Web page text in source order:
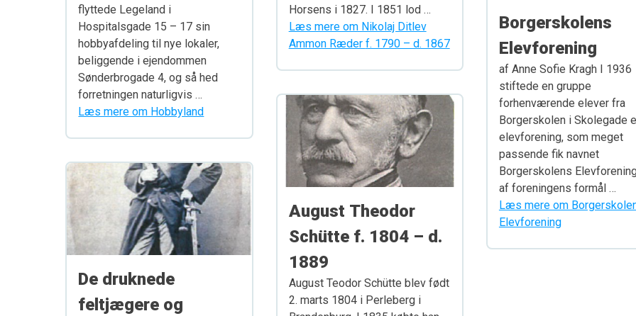
flyttede Legeland i
Hospitalsgade 15 – 17 sin
hobbyafdeling til nye lokaler,
beliggende i ejendommen
Sønderbrogade 4, og så hed
forretningen naturligvis …
Læs mere om Hobbyland
De druknede
feltjægere og
Horsens i 1827. I 1851 lod …
Læs mere om Nikolaj Ditlev
Ammon Ræder f. 1790 – d. 1867
August Theodor
Schütte f. 1804 – d.
1889
August Teodor Schütte blev født
2. marts 1804 i Perleberg i
Borgerskolens
Elevforening
af Anne Sofie Kragh I 1936
stiftede en gruppe
forhenværende elever fra
Borgerskolen i Skolegade
elevforening, som meget
passende fik navnet
Borgerskolens
af foreningens formål …
Læs mere om
Elevforening